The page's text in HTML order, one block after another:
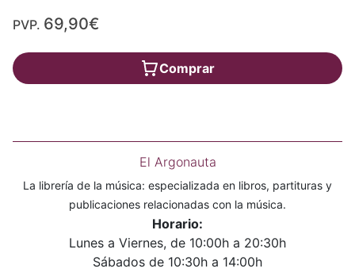
PVP. 69,90€
Comprar
El Argonauta
La librería de la música: especializada en libros, partituras y
publicaciones relacionadas con la música.
Horario:
Lunes a Viernes, de 10:00h a 20:30h
Sábados de 10:30h a 14:00h